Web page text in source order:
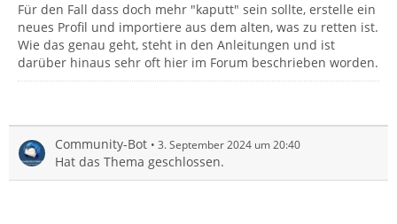
Für den Fall dass doch mehr "kaputt" sein sollte, erstelle ein
neues Profil und importiere aus dem alten, was zu retten ist.
Wie das genau geht, steht in den Anleitungen und ist
darüber hinaus sehr oft hier im Forum beschrieben worden.
Community-Bot 3. September 2024 um 20:40
Hat das Thema geschlossen.